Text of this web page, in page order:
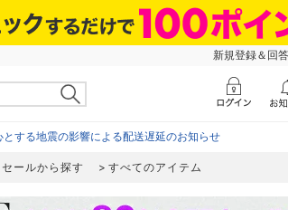
新規登録＆回
とする地震の影響による配送遅延のお知らせ
セールから探す すべてのアイテム